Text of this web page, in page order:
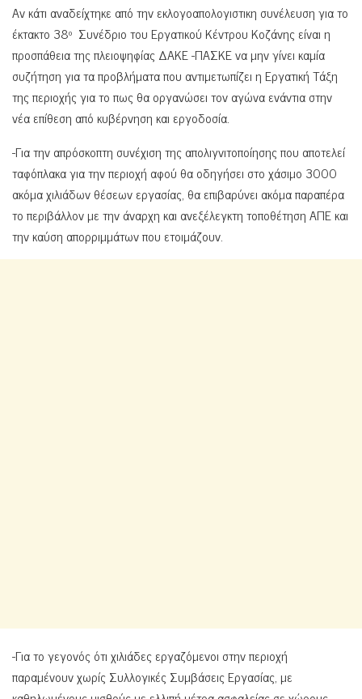
Αν κάτι αναδείχτηκε από την εκλογοαπολογιστικη συνέλευση για το
έκτακτο 38ο Συνέδριο του Εργατικού Κέντρου Κοζάνης είναι η
προσπάθεια της πλειοψηφίας ΔΑΚΕ -ΠΑΣΚΕ να μην γίνει καμία
συζήτηση για τα προβλήματα που αντιμετωπίζει η Εργατική Τάξη
της περιοχής για το πως θα οργανώσει τον αγώνα ενάντια στην
νέα επίθεση από κυβέρνηση και εργοδοσία.
-Για την απρόσκοπτη συνέχιση της απολιγνιτοποίησης που αποτελεί
ταφόπλακα για την περιοχή αφού θα οδηγήσει στο χάσιμο 3000
ακόμα χιλιάδων θέσεων εργασίας, θα επιβαρύνει ακόμα παραπέρα
το περιβάλλον με την άναρχη και ανεξέλεγκτη τοποθέτηση ΑΠΕ και
την καύση απορριμμάτων που ετοιμάζουν.
-Για το γεγονός ότι χιλιάδες εργαζόμενοι στην περιοχή
παραμένουν χωρίς Συλλογικές Συμβάσεις Εργασίας, με